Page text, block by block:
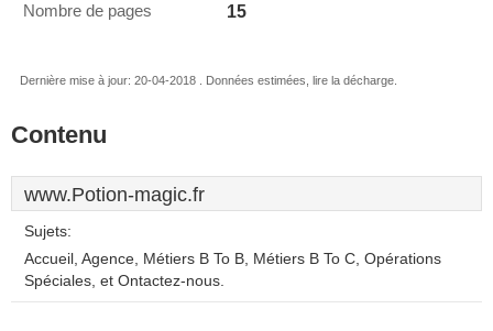
Nombre de pages 15
Dernière mise à jour: 20-04-2018 . Données estimées, lire la décharge.
Contenu
www.Potion-magic.fr
Sujets:
Accueil, Agence, Métiers B To B, Métiers B To C, Opérations
Spéciales, et Ontactez-nous.